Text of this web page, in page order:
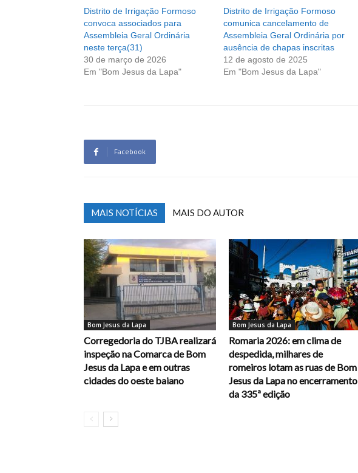
Distrito de Irrigação Formoso
convoca associados para
Assembleia Geral Ordinária
neste terça(31)
30 de março de 2026
Em "Bom Jesus da Lapa"
Distrito de Irrigação Formoso
comunica cancelamento de
Assembleia Geral Ordinária por
ausência de chapas inscritas
12 de agosto de 2025
Em "Bom Jesus da Lapa"
Facebook
MAIS NOTÍCIAS MAIS DO AUTOR
Bom Jesus da Lapa
Corregedoria do TJBA realizará
inspeção na Comarca de Bom
Jesus da Lapa e em outras
cidades do oeste baiano
Bom Jesus da Lapa
Romaria 2026: em clima de
despedida, milhares de
romeiros lotam as ruas de Bom
Jesus da Lapa no encerramento
da 335ª edição